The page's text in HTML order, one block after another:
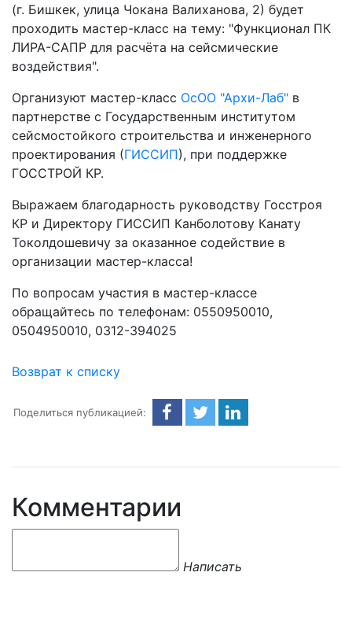
(г. Бишкек, улица Чокана Валиханова, 2) будет
проходить мастер-класс на тему: "Функционал ПК
ЛИРА-САПР для расчёта на сейсмические
воздействия".
Организуют мастер-класс ОсОО "Архи-Лаб" в
партнерстве с Государственным институтом
сейсмостойкого строительства и инженерного
проектирования (ГИССИП), при поддержке
ГОССТРОЙ КР.
Выражаем благодарность руководству Госстроя
КР и Директору ГИССИП Канболотову Канату
Токолдошевичу за оказанное содействие в
организации мастер-класса!
По вопросам участия в мастер-классе
обращайтесь по телефонам: 0550950010,
0504950010, 0312-394025
Возврат к списку
Поделиться публикацией:
Комментарии
Написать